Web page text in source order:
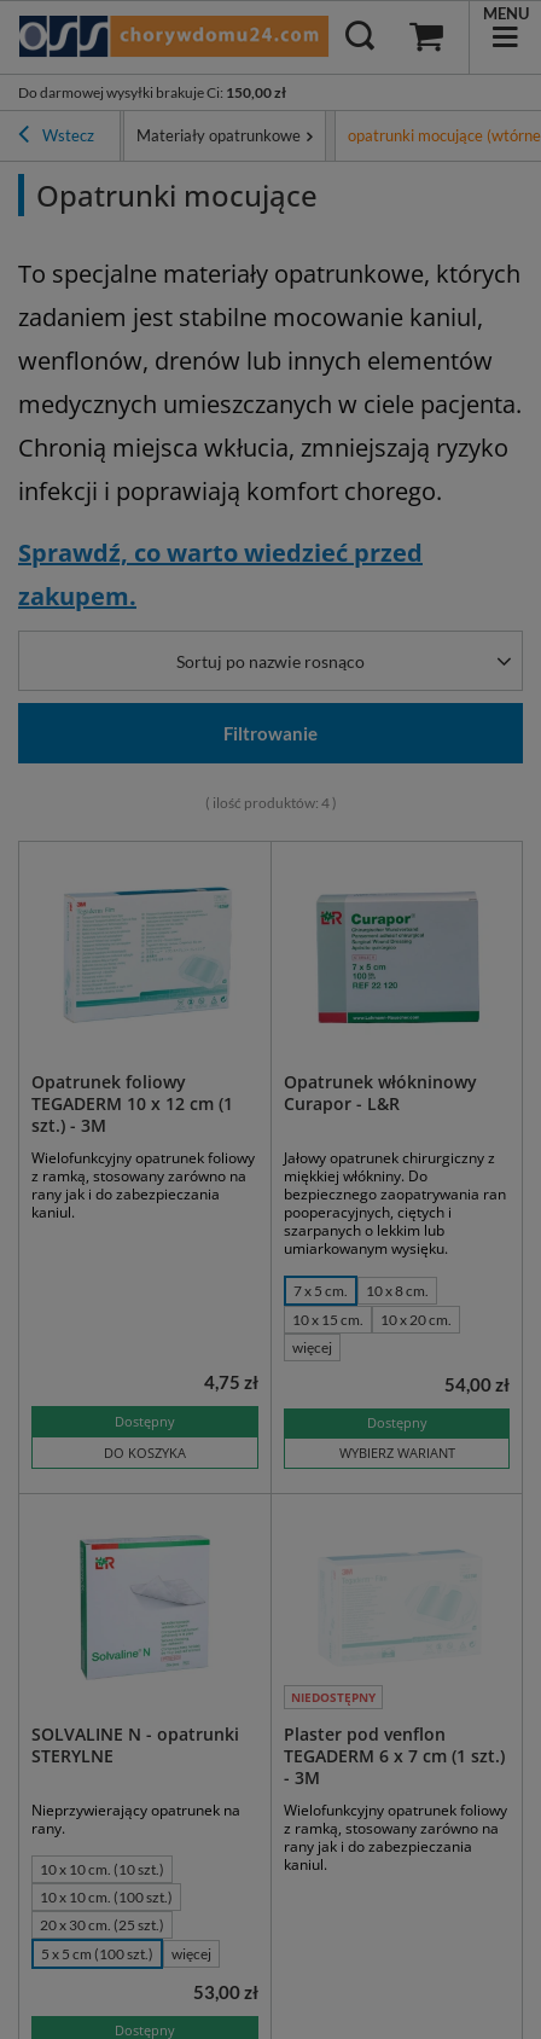
Do darmowej wysyłki brakuje Ci: 150,00 zł
MENU
Wstecz
Asortyment Materiały opatrunkowe opatrunki mocujące
Opatrunki mocujące
To specjalne materiały opatrunkowe, których
zadaniem jest stabilne mocowanie kaniul,
wenflonów, drenów lub innych elementów
medycznych umieszczanych w ciele pacjenta.
Chronią miejsca wkłucia, zmniejszają ryzyko
infekcji i poprawiają komfort chorego.
Sprawdź, co warto wiedzieć przed
zakupem.
Sortuj po nazwie rosnąco
Filtrowanie
( ilość produktów: 4)
Opatrunek foliowy
TEGADERM 10 x 12 cm (1
szt.) - 3M
Wielofunkcyjny opatrunek foliowy
z ramką, stosowany zarówno na
rany jak i do zabezpieczania
kaniul.
Dostępny
DO KOSZYKA
4,75 zł
Opatrunek włókninowy
Curapor - L&R
Jałowy opatrunek chirurgiczny z
miękkiej włókniny. Do
bezpiecznego zaopatrywania ran
pooperacyjnych, ciętych i
szarpanych o lekkim lub
umiarkowanym wysięku.
7 x 5 cm.
10 x 8 cm.
10 x 15 cm.
10 x 20 cm.
więcej
Dostępny
WYBIERZ WARIANT
54,00 zł
SOLVALINE N - opatrunki
STERYLNE
Nieprzywierający opatrunek na
rany.
10 x 10 cm. (10 szt.)
10 x 10 cm. (100 szt.)
20 x 30 cm. (25 szt.)
5 x 5 cm (100 szt.)
więcej
Dostępny
53,00 zł
NIEDOSTĘPNY
Plaster pod venflon
TEGADERM 6 x 7 cm (1 szt.)
- 3M
Wielofunkcyjny opatrunek foliowy
z ramką, stosowany zarówno na
rany jak i do zabezpieczania
kaniul.